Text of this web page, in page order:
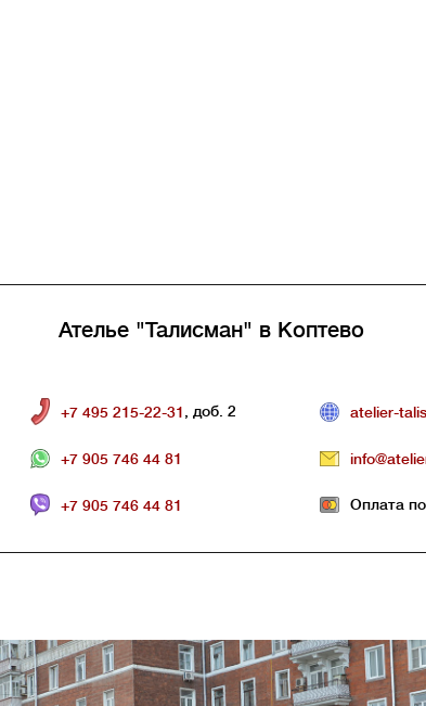
Ателье "Талисман" в Коптево
+7 495 215-22-31 , доб. 2
+7 905 746 44 81
+7 905 746 44 81
atelier-
Оплата